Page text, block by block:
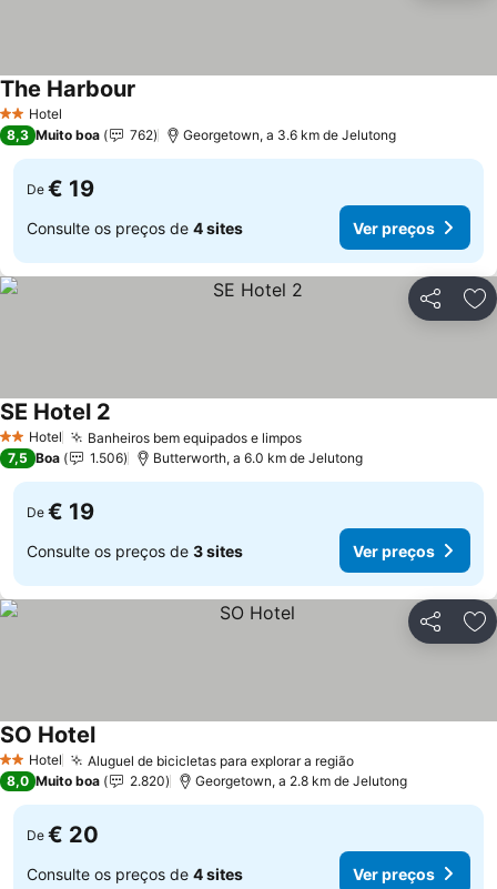
2 Estrelas
Hotel
The Harbour
8,3 Muito boa 762 Georgetown, a 3.6 km de Jelutong
De € 19
Consulte os preços de 4 sites Ver preços
Partilhar
2 Estrelas
Hotel Banheiros bem equipados e limpos
SE Hotel 2
7,5 Boa 1.506 Butterworth, a 6.0 km de Jelutong
De € 19
Consulte os preços de 3 sites Ver preços
Partilhar
2 Estrelas
Hotel Aluguel de bicicletas para explorar a região
SO Hotel
8,0 Muito boa 2.820 Georgetown, a 2.8 km de Jelutong
De € 20
Consulte os preços de 4 sites Ver preços